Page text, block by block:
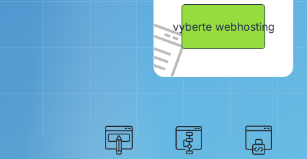
vyberte webhosting